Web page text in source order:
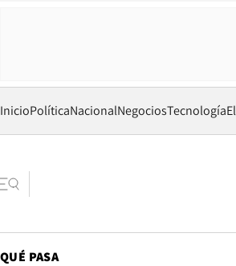
InicioPolíticaNacionalNegociosTecnología
QUÉ PASA